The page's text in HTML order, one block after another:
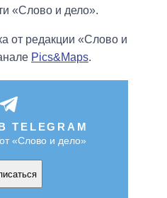
«Слово и дело».
от редакции «Слово и
Pics&Maps.
«Слово и дело»